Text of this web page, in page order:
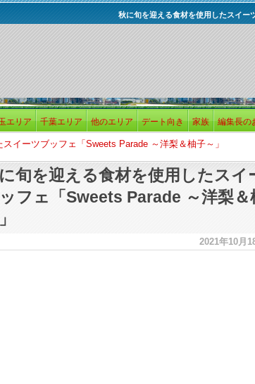
秋に旬を迎える食材を使用したスイー
エリア 千葉エリア 他のエリア デート向き 家族 編集長の
イーツブッフェ「Sweets Parade ～洋梨＆柚子～」
旬を迎える食材を使用したスイ
フェ「Sweets Parade ～洋梨＆
2021年10月